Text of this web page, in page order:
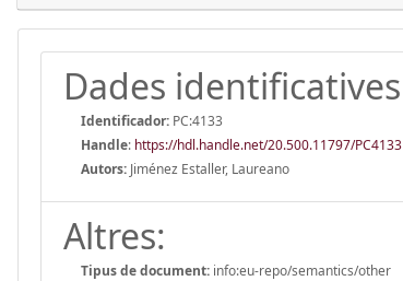
Dades identificatives
Identificador: PC:4133
Handle: https://hdl.handle.net/20.500.11797/PC4133
Autors: Jiménez Estaller, Laureano
Altres:
Tipus de document: info:eu-repo/semantics/other